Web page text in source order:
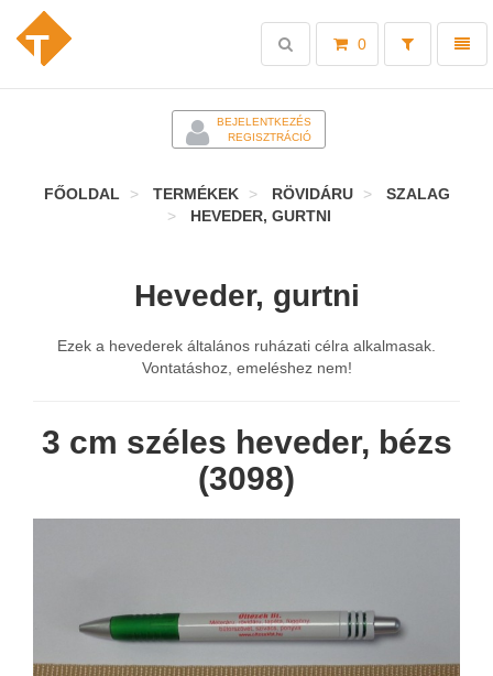
Toggle
0
Toggle
search
BEJELENTKEZÉS
REGISZTRÁCIÓ
FŐOLDAL TERMÉKEK RÖVIDÁRU
SZALAG
HEVEDER, GURTNI
Heveder, gurtni
Ezek a hevederek általános ruházati célra alkalmasak.
Vontatáshoz, emeléshez nem!
3 cm széles heveder, bézs
(3098)